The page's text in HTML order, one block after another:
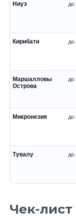
Ниуэ до
Кирибати до
Маршалловы
Острова
до
Микронезия до
Тувалу до
Чек-